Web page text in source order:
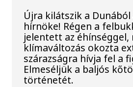
Újra kilátszik a Dunából
hírnöke! Régen a
jelentett az éhínséggel,
klímaváltozás okozta
szárazságra hívja fel a
Elmeséljük a baljós
történetét.